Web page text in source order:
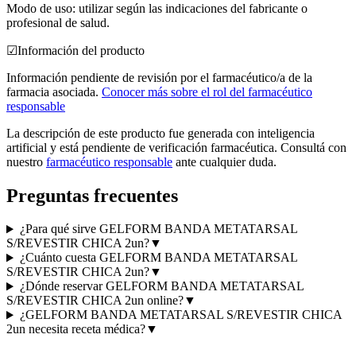
Modo de uso: utilizar según las indicaciones del fabricante o
profesional de salud.
☑Información del producto
Información pendiente de revisión por el farmacéutico/a de la
farmacia asociada. Conocer más sobre el rol del farmacéutico
responsable
La descripción de este producto fue generada con inteligencia
artificial y está pendiente de verificación farmacéutica. Consultá con
nuestro farmacéutico responsable ante cualquier duda.
Preguntas frecuentes
¿Para qué sirve GELFORM BANDA METATARSAL
S/REVESTIR CHICA 2un?▼
¿Cuánto cuesta GELFORM BANDA METATARSAL
S/REVESTIR CHICA 2un?▼
¿Dónde reservar GELFORM BANDA METATARSAL
S/REVESTIR CHICA 2un online?▼
¿GELFORM BANDA METATARSAL S/REVESTIR CHICA
2un necesita receta médica?▼